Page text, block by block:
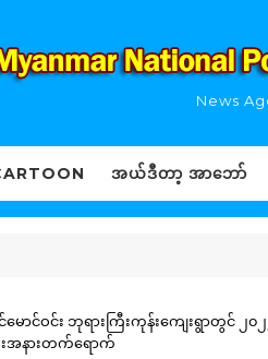
News
အယ်ဒီတာ့ အာဘော်
ောင်ဝင်း ဘုရားကြီးကုန်းကျေးရွာတွင် ၂၀
းအနားတက်ရောက်